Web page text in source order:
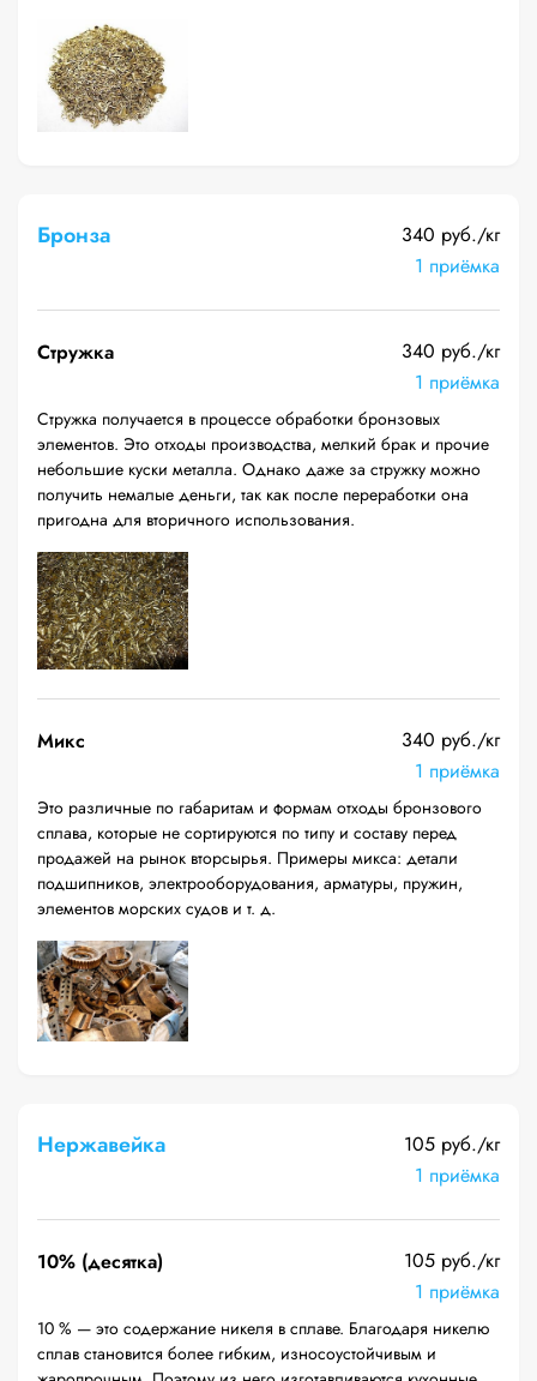
Бронза
340 руб./кг
1 приёмка
Стружка
340 руб./кг
1 приёмка
Стружка получается в процессе обработки бронзовых
элементов. Это отходы производства, мелкий брак и прочие
небольшие куски металла. Однако даже за стружку можно
получить немалые деньги, так как после переработки она
пригодна для вторичного использования.
Микс
340 руб./кг
1 приёмка
Это различные по габаритам и формам отходы бронзового
сплава, которые не сортируются по типу и составу перед
продажей на рынок вторсырья. Примеры микса: детали
подшипников, электрооборудования, арматуры, пружин,
элементов морских судов и т. д.
Нержавейка
105 руб./кг
1 приёмка
10% (десятка)
105 руб./кг
1 приёмка
10 % — это содержание никеля в сплаве. Благодаря никелю
сплав становится более гибким, износоустойчивым и